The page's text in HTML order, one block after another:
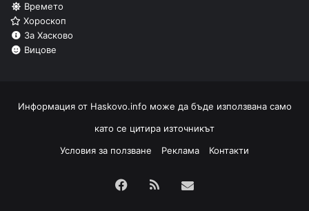
Времето
Хороскоп
За Хасково
Вицове
Информация от Haskovo.info може да бъде използвана само
като се цитира източникът
Условия за ползване
Реклама Контакти
Facebook
RSS